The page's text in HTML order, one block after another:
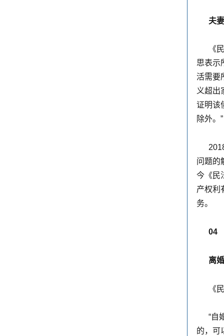
夫
《
思表示
活需要
义超出
证明该
除外。”
问题的
今《民
产权利
务。
04
离
《
“自
的，可